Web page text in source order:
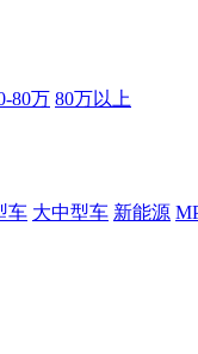
80万 80万以上
车 大中型车 新能源